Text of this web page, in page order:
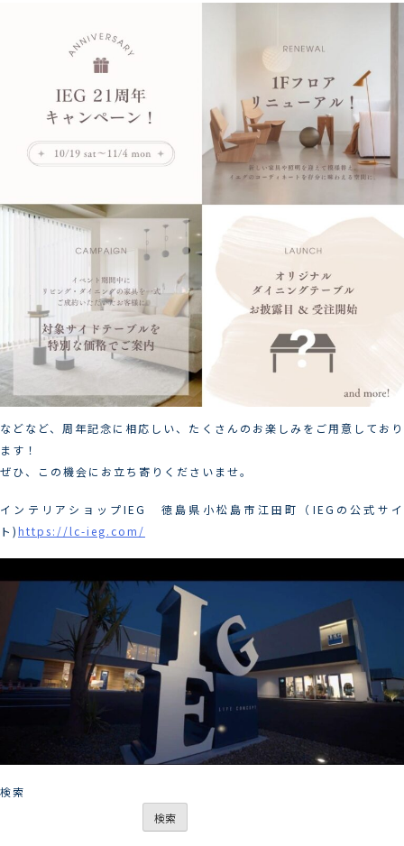
などなど、周年記念に相応しい、たくさんのお楽しみをご用意しており
ます！
ぜひ、この機会にお立ち寄りくださいませ。
インテリアショップIEG 徳島県小松島市江田町（IEGの公式サイ
ト)https://lc-ieg.com/
検索
検索